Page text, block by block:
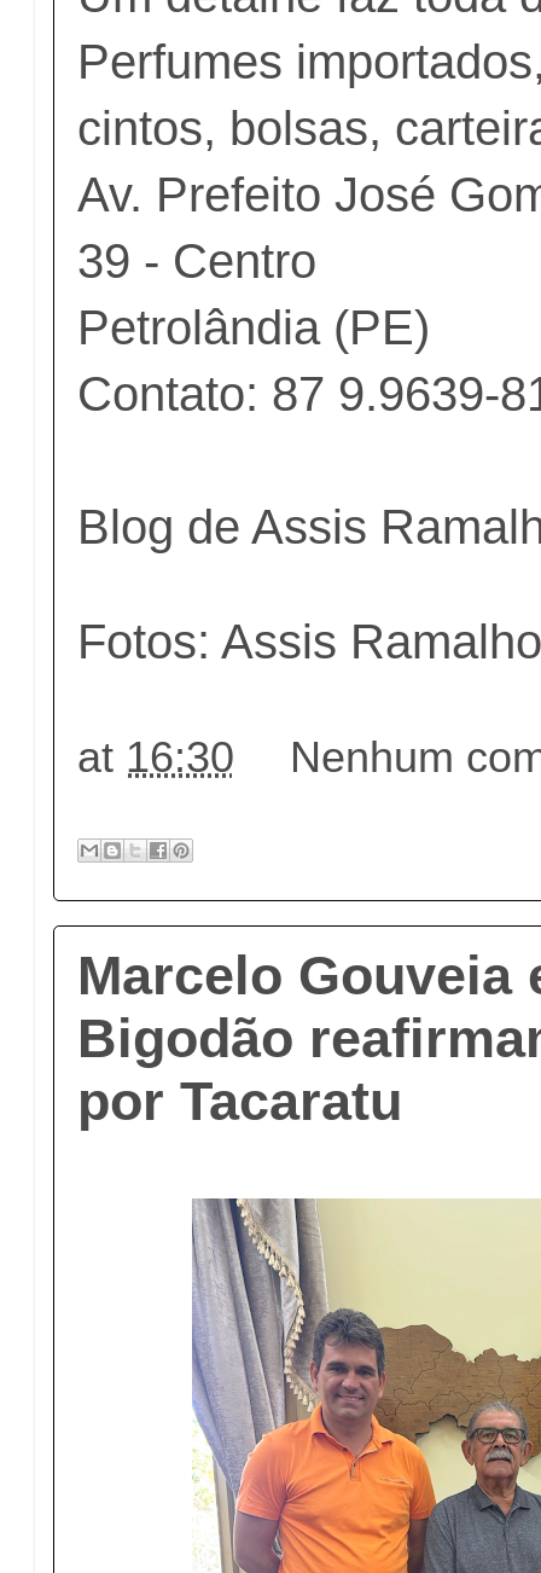
Perfumes
cintos, bolsas,
Av. Prefeito José
39 - Centro
Petrolândia (PE)
Contato: 87 9.9639-
Blog de Assis
Fotos: Assis
at 16:30 Nenhum
Marcelo Gouveia
Bigodão
por Tacaratu